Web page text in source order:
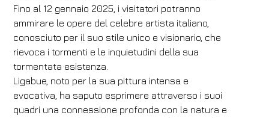
Fino al 12 gennaio 2025, i visitatori potranno
ammirare le opere del celebre artista italiano,
conosciuto per il suo stile unico e visionario, che
rievoca i tormenti e le inquietudini della sua
tormentata esistenza.
Ligabue, noto per la sua pittura intensa e
evocativa, ha saputo esprimere attraverso i suoi
quadri una connessione profonda con la natura e